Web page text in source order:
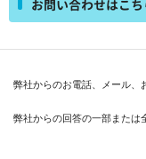
お問い合わせはこち
弊社からのお電話、メール、
弊社からの回答の一部または